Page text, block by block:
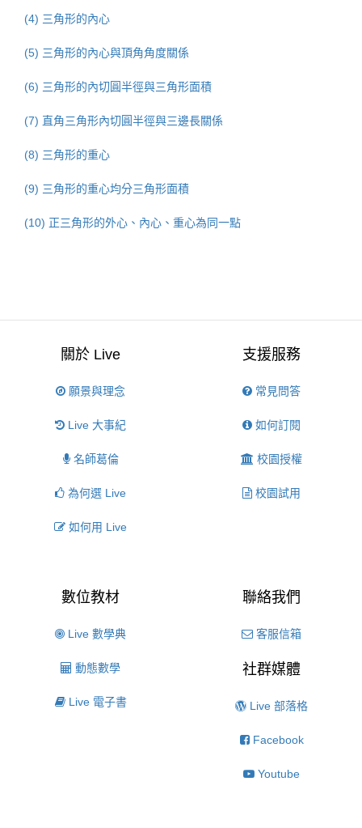
(4) 三角形的內心
(5) 三角形的內心與頂角角度關係
(6) 三角形的內切圓半徑與三角形面積
(7) 直角三角形內切圓半徑與三邊長關係
(8) 三角形的重心
(9) 三角形的重心均分三角形面積
(10) 正三角形的外心、內心、重心為同一點
關於 Live
願景與理念
Live 大事紀
名師葛倫
為何選 Live
如何用 Live
支援服務
常見問答
如何訂閱
校園授權
校園試用
數位教材
Live 數學典
動態數學
Live 電子書
聯絡我們
客服信箱
社群媒體
Live 部落格
Facebook
Youtube